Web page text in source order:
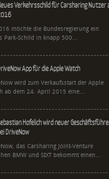
Verkehrsschild für Carsharing Nutzer
möchte die Bundesregierung ein
Park-Schild in knapp 500...
App für die Apple Watch
wird zum Verkaufsstart der Apple
ab dem 24. April 2015 eine...
Hofelich wird neuer
DriveNow
das Carsharing Joint-Venture
BMW und SIXT bekommt einen...